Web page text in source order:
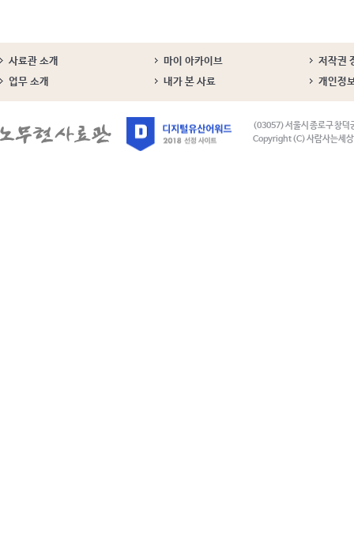
사료관 소개 마이 아카이브
저작권
업무 소개
내가 본 사료 개인정
(03057) 서울시 종로구 창덕
Copyright (C) 사람사는세